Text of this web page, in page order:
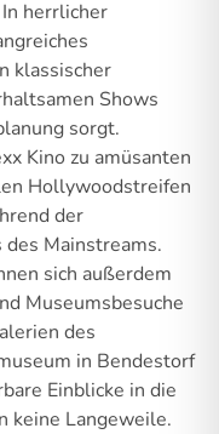
herrlicher
klassischer
Shows
sorgt.
Kino zu amüsanten
Hollywoodstreifen
der
Mainstreams.
sich außerdem
Museumsbesuche
des
in Bendestorf
Einblicke in die
keine Langeweile.